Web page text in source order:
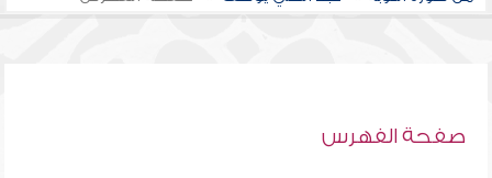
صفحة الفهرس